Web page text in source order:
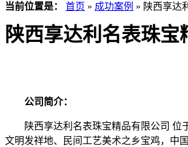
当前位置是： 首页 » 成功案例 » 陕西享达
陕西享达利名表珠
公司简介：
陕西享达利名表珠宝精品有限公司 位
文明发祥地、民间工艺美术之乡宝鸡，中